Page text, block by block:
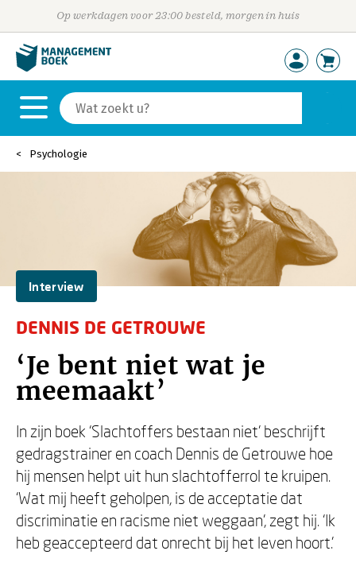
Op werkdagen voor 23:00 besteld, morgen in huis
Psychologie
Interview
DENNIS DE GETROUWE
‘Je bent niet wat je
meemaakt’
In zijn boek ‘Slachtoffers bestaan niet’ beschrijft
gedragstrainer en coach Dennis de Getrouwe hoe
hij mensen helpt uit hun slachtofferrol te kruipen.
‘Wat mij heeft geholpen, is de acceptatie dat
discriminatie en racisme niet weggaan’, zegt hij. ‘Ik
heb geaccepteerd dat onrecht bij het leven hoort.’